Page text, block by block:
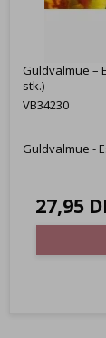
Guldvalmue –
stk.)
VB34230
Guldvalmue -
27,95